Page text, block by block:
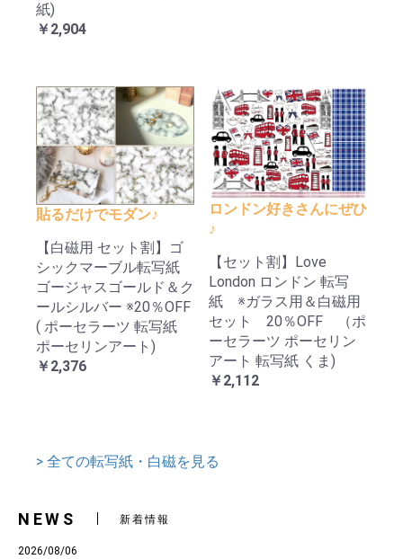
紙)
￥2,904
貼るだけでモダン♪
【白磁用 セット割】ゴ
シックマーブル転写紙
ゴージャスゴールド＆ク
ールシルバー ※20％OFF
( ポーセラーツ 転写紙
ポーセリンアート)
￥2,376
ロンドン好きさんにぜひ
♪
【セット割】Love
London ロンドン 転写
紙 ※ガラス用＆白磁用
セット 20％OFF （ポ
ーセラーツ ポーセリン
アート 転写紙 くま)
￥2,112
> 全ての転写紙・白磁を見る
NEWS 新着情報
2026/08/06